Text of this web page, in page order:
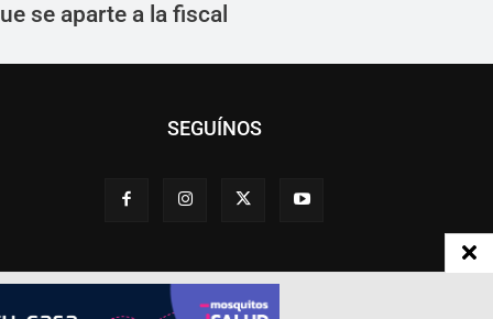
se aparte a la fiscal
SEGUÍNOS